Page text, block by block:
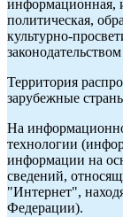
информационная,
политическая,
культурно-
Территория
зарубежные
На
технологии
информации на
сведений,
"Интернет",
Федерации).